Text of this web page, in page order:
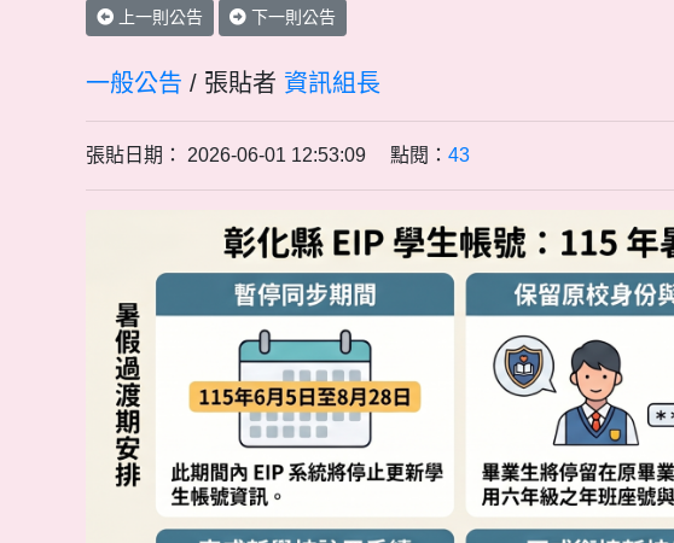
上一則公告 下一則公告
一般公告 / 張貼者 資訊組長
張貼日期： 2026-06-01 12:53:09 點閱： 43